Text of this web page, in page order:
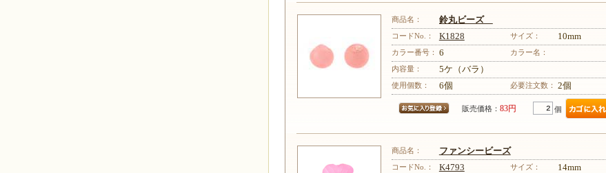
商品名： 鈴丸ビーズ
コードNo.： K1828 サイズ： 10mm
カラー番号： 6
カラー名：
内容量：
5ケ（バラ）
使用個数： 6個 必要注文数： 2個
販売価格： 83円 個
商品名： ファンシービーズ
コードNo.： K4793 サイズ： 14mm